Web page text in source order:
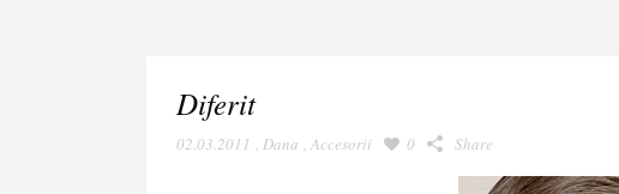
Diferit
02.03.2011 , Dana , Accesorii 0 Share